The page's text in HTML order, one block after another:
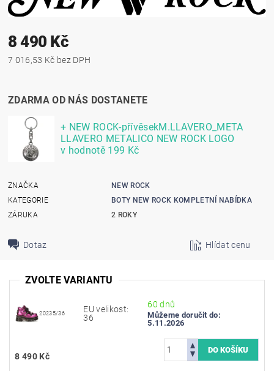
8 490 Kč
7 016,53 Kč bez DPH
ZDARMA OD NÁS DOSTANETE
+ NEW ROCK-přívěsekM.LLAVERO_META
LLAVERO METALICO NEW ROCK LOGO
v hodnotě 199 Kč
ZNAČKA
NEW ROCK
KATEGORIE
BOTY NEW ROCK KOMPLETNÍ NABÍDKA
ZÁRUKA
2 ROKY
Dotaz Hlídat cenu
ZVOLTE VARIANTU
20235/36
EU velikost:
36
60 dnů
Můžeme doručit do:
5.11.2026
8 490 Kč